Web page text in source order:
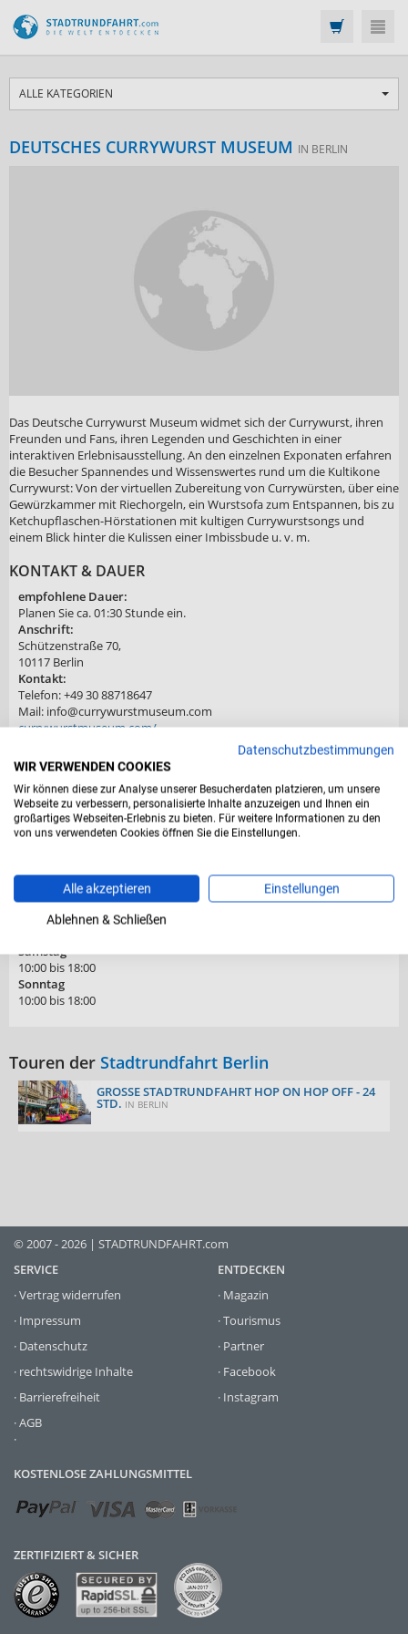
DEUTSCHES CURRYWURST MUSEUM IN BERLIN
Das Deutsche Currywurst Museum widmet sich der Currywurst, ihren
Freunden und Fans, ihren Legenden und Geschichten in einer
interaktiven Erlebnisausstellung. An den einzelnen Exponaten erfahren
die Besucher Spannendes und Wissenswertes rund um die Kultikone
Currywurst: Von der virtuellen Zubereitung von Currywürsten, über eine
Gewürzkammer mit Riechorgeln, ein Wurstsofa zum Entspannen, bis zu
Ketchupflaschen-Hörstationen mit kultigen Currywurstsongs und
einem Blick hinter die Kulissen einer Imbissbude u. v. m.
KONTAKT & DAUER
empfohlene Dauer:
Planen Sie ca. 01:30 Stunde ein.
Anschrift:
Schützenstraße 70,
10117 Berlin
Kontakt:
Telefon: +49 30 88718647
Mail: info@currywurstmuseum.com
currywurstmuseum.com/
ÖFFNUNGSZEITEN
Montag
10:00 bis 18:00
Dienstag
10:00 bis 18:00
Donnerstag
10:00 bis 18:00
Freitag
Samstag
10:00 bis 18:00
Sonntag
10:00 bis 18:00
Touren der Stadtrundfahrt Berlin
GROSSE STADTRUNDFAHRT HOP ON HOP OFF - 24 S
TD. IN BERLIN
ALLE KATEGORIEN
© 2007 - 2026 | STADTRUNDFAHRT.com
SERVICE
·Vertrag widerrufen
· Impressum
· Datenschutz
· rechtswidrige Inhalte
· Barrierefreiheit
·AGB
·
ENTDECKEN
· Magazin
·Tourismus
· Partner
· Facebook
· Instagram
KOSTENLOSE ZAHLUNGSMITTEL
ZERTIFIZIERT & SICHER
Datenschutzbestimmungen
WIR VERWENDEN COOKIES
Wir können diese zur Analyse unserer Besucherdaten platzieren, um unsere
Webseite zu verbessern, personalisierte Inhalte anzuzeigen und Ihnen ein
großartiges Webseiten-Erlebnis zu bieten. Für weitere Informationen zu den
von uns verwendeten Cookies öffnen Sie die Einstellungen.
Alle akzeptieren Einstellungen
Ablehnen & Schließen